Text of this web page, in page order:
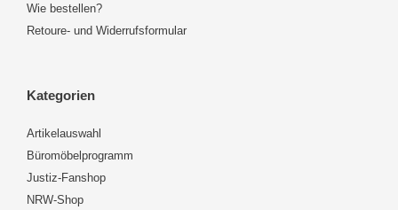
Wie bestellen?
Retoure- und Widerrufsformular
Kategorien
Artikelauswahl
Büromöbelprogramm
Justiz-Fanshop
NRW-Shop